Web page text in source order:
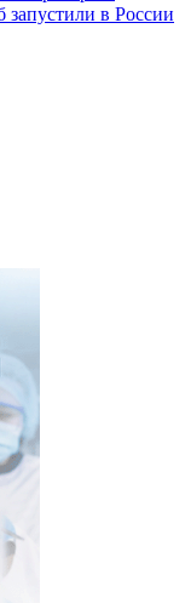
в России